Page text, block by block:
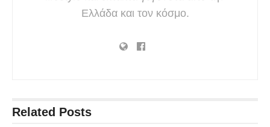
Ελλάδα και τον κόσμο.
Related Posts